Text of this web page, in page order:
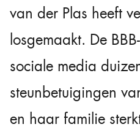
van der Plas heeft
losgemaakt. De
sociale media
steunbetuigingen
en haar familie